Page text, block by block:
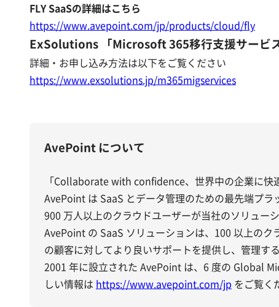
FLY SaaSの詳細はこちら
https://www.avepoint.com/jp/products/cloud/fly
ExSolutions 「Microsoft 365移行支援サービ
詳細・お申し込み方法は以下をご覧ください
https://www.exsolutions.jp/m365migservices
AvePoint について
「Collaborate with confidence、世界中の企業に快
AvePoint は SaaS とデータ管理のための最先端プラ
900 万人以上のクラウドユーザーが当社のソリュー
AvePoint の SaaS ソリューションは、100 以上の
の顧客に対してより良いサポートを提供し、管理す
2001 年に設立された AvePoint は、6 度の Global
しい情報は https://www.avepoint.com/jp をご覧く